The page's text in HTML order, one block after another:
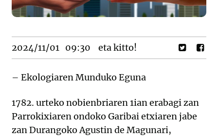
2024/11/01 09:30 eta kitto!
– Ekologiaren Munduko Eguna
1782. urteko nobienbriaren 1ian erabagi zan
Parrokixiaren ondoko Garibai etxiaren jabe
zan Durangoko Agustin de Magunari,